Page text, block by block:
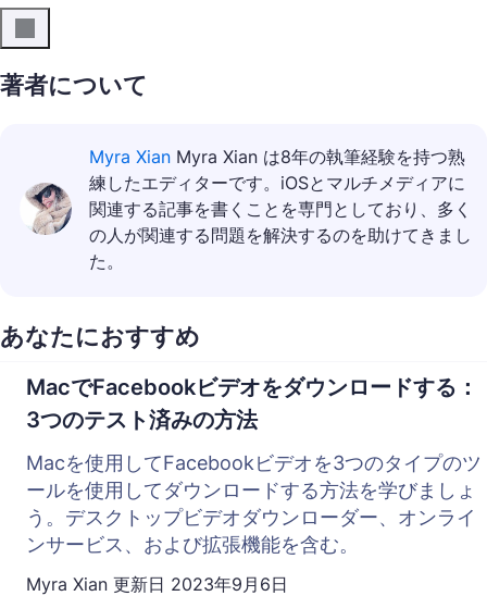
著者について
Myra Xian Myra Xian は8年の執筆経験を持つ熟
練したエディターです。iOSとマルチメディアに
関連する記事を書くことを専門としており、多く
の人が関連する問題を解決するのを助けてきまし
た。
あなたにおすすめ
MacでFacebookビデオをダウンロードする：
3つのテスト済みの方法
Macを使用してFacebookビデオを3つのタイプのツ
ールを使用してダウンロードする方法を学びましょ
う。デスクトップビデオダウンローダー、オンライ
ンサービス、および拡張機能を含む。
Myra Xian 更新日 2023年9月6日